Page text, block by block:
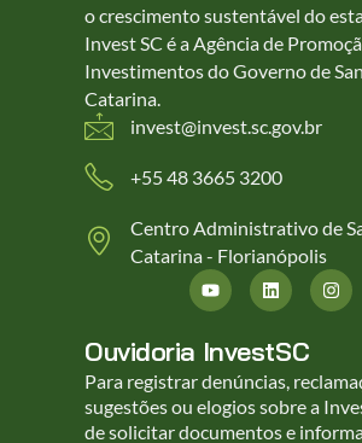
o crescimento sustentável do
Invest SC é a Agência de
Investimentos do Governo de
Catarina.
invest@invest.sc.gov.br
+55 48 3665 3200
Centro Administrativo de
Catarina - Florianópolis
Ouvidoria InvestSC
Para registrar denúncias,
sugestões ou elogios sobre a
de solicitar documentos e